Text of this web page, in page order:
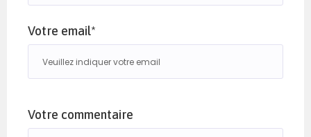
Votre email*
Votre commentaire